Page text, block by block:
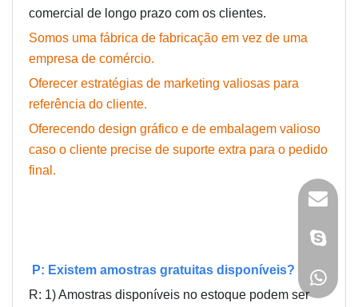
comercial de longo prazo com os clientes.
Somos uma fábrica de fabricação em vez de uma
empresa de comércio.
Oferecer estratégias de marketing valiosas para
referência do cliente.
Oferecendo design gráfico e de embalagem valioso
caso o cliente precise de suporte extra para o pedido
final.
P: Existem amostras gratuitas disponíveis?
R: 1) Amostras disponíveis no estoque podem ser